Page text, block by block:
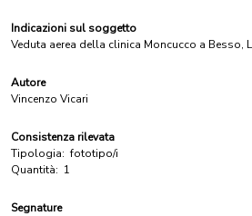
Indicazioni sul soggetto
Veduta aerea della clinica Moncucco a Besso,
Autore
Vincenzo Vicari
Consistenza rilevata
Tipologia: fototipo/i
Quantità: 1
Segnature